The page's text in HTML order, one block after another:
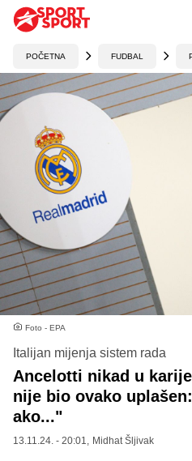
POČETNA FUDBAL
Foto - EPA
Italijan mijenja sistem rada
Ancelotti nikad u
nije bio ovako
ako..."
13.11.24. - 20:01, Midhat Šljivak